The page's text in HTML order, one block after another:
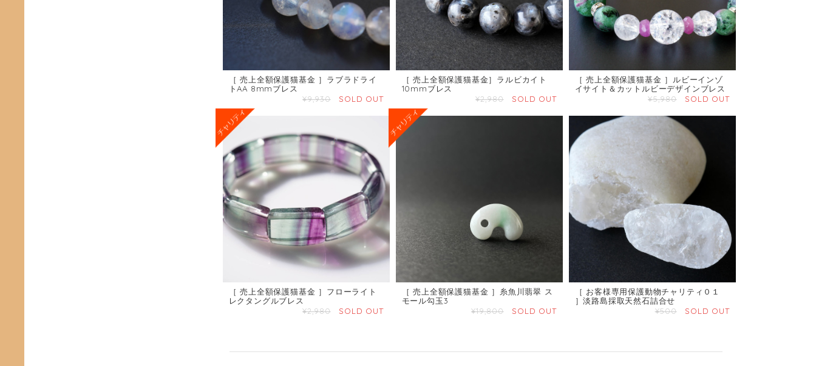
［ 売上全額保護猫基金 ］ラブラドライ
トAA 8mmブレス
¥9,930
SOLD OUT
［ 売上全額保護猫基金］ラルビカイト
10mmブレス
¥2,980
SOLD OUT
［ 売上全額保護猫基金 ］ルビーインゾ
イサイト＆カットルビーデザインブレス
¥5,980
SOLD OUT
［ 売上全額保護猫基金 ］フローライト
レクタングルブレス
¥2,980
SOLD OUT
［ 売上全額保護猫基金 ］糸魚川翡翠 ス
モール勾玉3
¥19,800
SOLD OUT
［ お客様専用保護動物チャリティ０１
］淡路島採取天然石詰合せ
¥500
SOLD OUT